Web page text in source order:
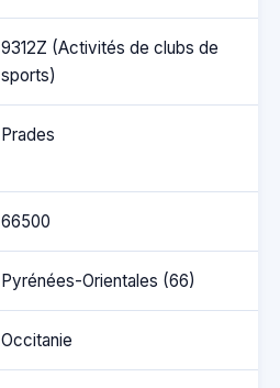
9312Z (Activités de clubs de
sports)
Prades
66500
Pyrénées-Orientales (66)
Occitanie